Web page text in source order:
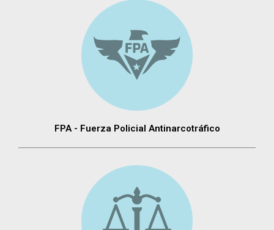
FPA - Fuerza Policial Antinarcotráfico